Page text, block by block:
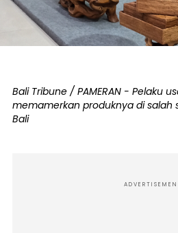
Bali Tribune / PAMERAN - Pelaku
memamerkan produknya di
Bali